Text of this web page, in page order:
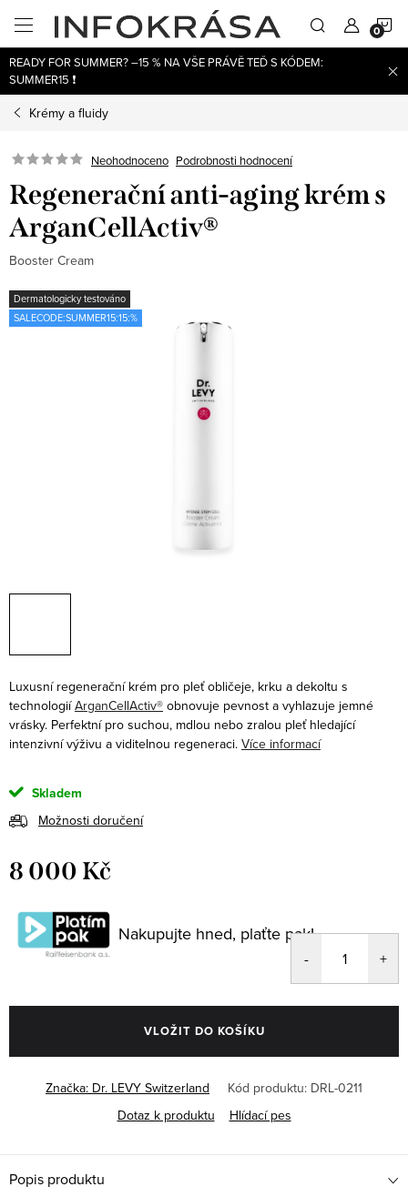
obsah
READY FOR SUMMER? –15 % NA VŠE PRÁVĚ TEĎ S KÓDEM:
SUMMER15 ❗
Krémy a fluidy
Neohodnoceno Podrobnosti hodnocení
Regenerační anti-aging krém s
ArganCellActiv®
Booster Cream
Dermatologicky testováno
SALECODE:SUMMER15:15:%
Luxusní regenerační krém pro pleť obličeje, krku a dekoltu s
technologiíArganCellActiv® obnovuje pevnost a vyhlazuje jemné
vrásky. Perfektní pro suchou, mdlou nebo zralou pleť hledající
intenzivní výživu a viditelnou regeneraci. Více informací
Skladem
Možnosti doručení
8 000 Kč
cena:
Nakupujte hned, plaťte pak!
VLOŽIT DO KOŠÍKU
Značka: Dr. LEVY Switzerland Kód produktu: DRL-0211
Dotaz k produktu
Hlídací pes
Popis produktu